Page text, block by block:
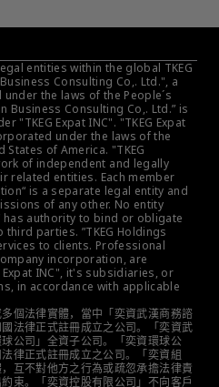
entities within the global TKEG
Consulting Co,. Ltd.", a
the laws of the People´s
Business Consulting Co,. Ltd.” is
"TKEG Expat INC". "TKEG Expat
under the laws of the
of America. "TKEG
of independent and legally
related entities. Each member
is a separate legal entity and
of any other. No entity
has authority to bind or obligate
parties. ”TKEG Holdings
to clients. Professional
incorporation, are
INC", it's subsidiaries, or
in accordance with applicable
個法律實體，當中「奕資武漢商務諮
法律正式註冊成立之公司。「奕資武
公司」全資子公司。「奕資環球公
律正式註冊成立之公司。「奕資組
互不對他方之行為或疏忽承擔法律責
束。「奕資控股有限公司」不向客戶